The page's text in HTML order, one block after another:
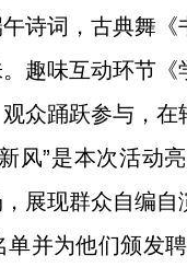
诗词，古典舞
趣味互动环节
众踊跃参与，
风”是本次活动
展现群众自编
并为他们颁发